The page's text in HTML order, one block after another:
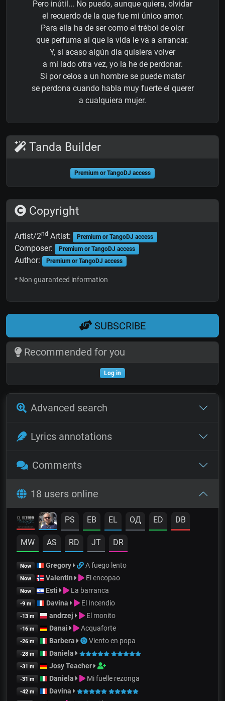
Pero inútil... No puedo, aunque quiera, olvidar
el recuerdo de la que fue mi único amor.
Para ella ha de ser como el trébol de olor
que perfuma al que la vida le va a arrancar.
Y, si acaso algún día quisiera volver
a mi lado otra vez, yo la he de perdonar.
Si por celos a un hombre se puede matar
se perdona cuando habla muy fuerte el querer
a cualquiera mujer.
Tanda Builder
Premium or TangoDJ access
Copyright
Artist/2nd Artist: Premium or TangoDJ access
Composer: Premium or TangoDJ access
Author: Premium or TangoDJ access
* Non guaranteed information
SUBSCRIBE
Recommended for you
Log in
Advanced search
Lyrics annotations
Comments
18 users online
PS EB EL OД ED DB
MW AS RD JT DR
Now Gregory A fuego lento
Now Valentin El encopao
Now Esti La barranca
-9 m Davina El Incendio
-13 m andrzej El monito
-16 m Danai Acquaforte
-26 m Barbera Viento en popa
-28 m Daniela
-31 m Josy Teacher
-31 m Daniela Mi fuelle rezonga
-42 m Davina